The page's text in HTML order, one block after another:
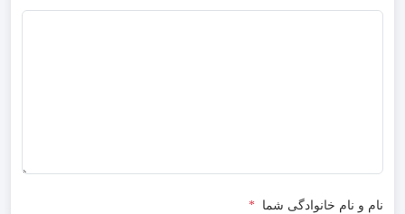
نام و نام خانوادگی شما *